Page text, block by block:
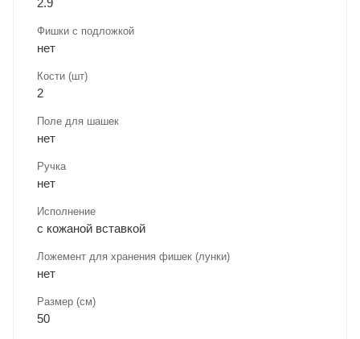
Фишки с подложкой
нет
Кости (шт)
2
Поле для шашек
нет
Ручка
нет
Исполнение
с кожаной вставкой
Ложемент для хранения фишек (лунки)
нет
Размер (см)
50